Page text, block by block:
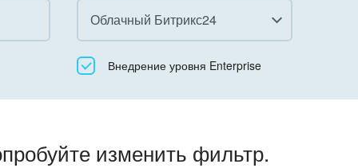
Облачный Битрикс24
ВсеВнедрение уровня Enterprise
изменить фильтр.